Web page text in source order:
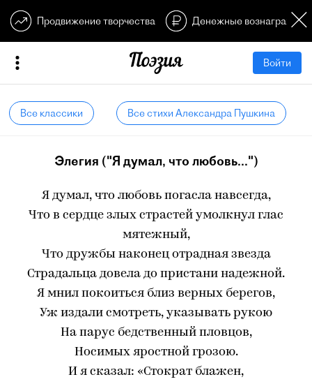
Продвижение творчества Денежные
Войти
Все классики Все стихи Александра Пушкина
Элегия ("Я думал, что любовь...")
Я думал, что любовь погасла навсегда,
Что в сердце злых страстей умолкнул глас
мятежный,
Что дружбы наконец отрадная звезда
Страдальца довела до пристани надежной.
Я мнил покоиться близ верных берегов,
Уж издали смотреть, указывать рукою
На парус бедственный пловцов,
Носимых яростной грозою.
И я сказал: «Стократ блажен,